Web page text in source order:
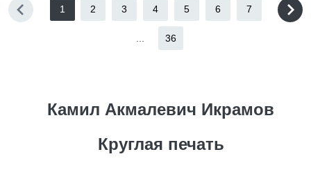
1 2 3 4 5 6 7
36
Камил Акмалевич Икрамов
Круглая печать